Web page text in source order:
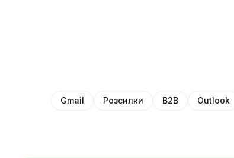
Gmail Розсилки B2B Outlook